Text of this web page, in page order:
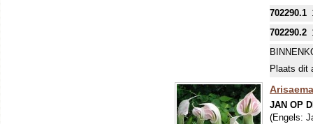
702290.1
702290.2
Plaats dit
JAN OP
(Engels: